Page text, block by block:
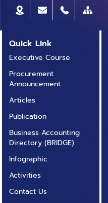
Quick Link
Executive Course
Procurement
Announcement
Articles
Publication
Business Accounting
Directory (BRIDGE)
Infographic
Activities
Contact Us